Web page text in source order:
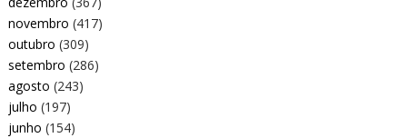
novembro (417)
outubro (309)
setembro (286)
agosto (243)
julho (197)
junho (154)